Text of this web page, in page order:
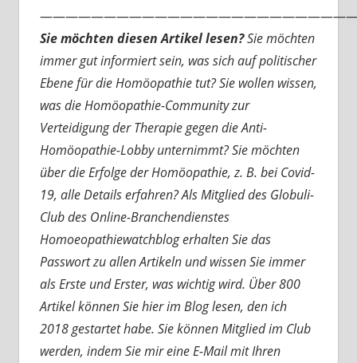
Sie möchten diesen Artikel lesen?Sie möchten
immer gut informiert sein, was sich auf politischer
Ebene für die Homöopathie tut? Sie wollen wissen,
was die Homöopathie-Community zur
Verteidigung der Therapie gegen die Anti-
Homöopathie-Lobby unternimmt? Sie möchten
über die Erfolge der Homöopathie, z. B. bei Covid-
19, alle Details erfahren? Als Mitglied des Globuli-
Club des Online-Branchendienstes
Homoeopathiewatchblog erhalten Sie das
Passwort zu allen Artikeln und wissen Sie immer
als Erste und Erster, was wichtig wird. Über 800
Artikel können Sie hier im Blog lesen, den ich
2018 gestartet habe. Sie können Mitglied im Club
werden, indem Sie mir eine E-Mail mit Ihren